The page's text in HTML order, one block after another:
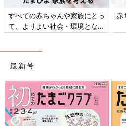
すべての赤ちゃんや家族にとっ
て、よりよい社会・環境となる
ことをめざしてさまざまな課題
赤
最新号